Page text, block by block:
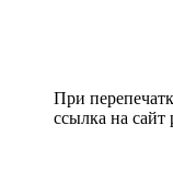
При
ссылка на сайт